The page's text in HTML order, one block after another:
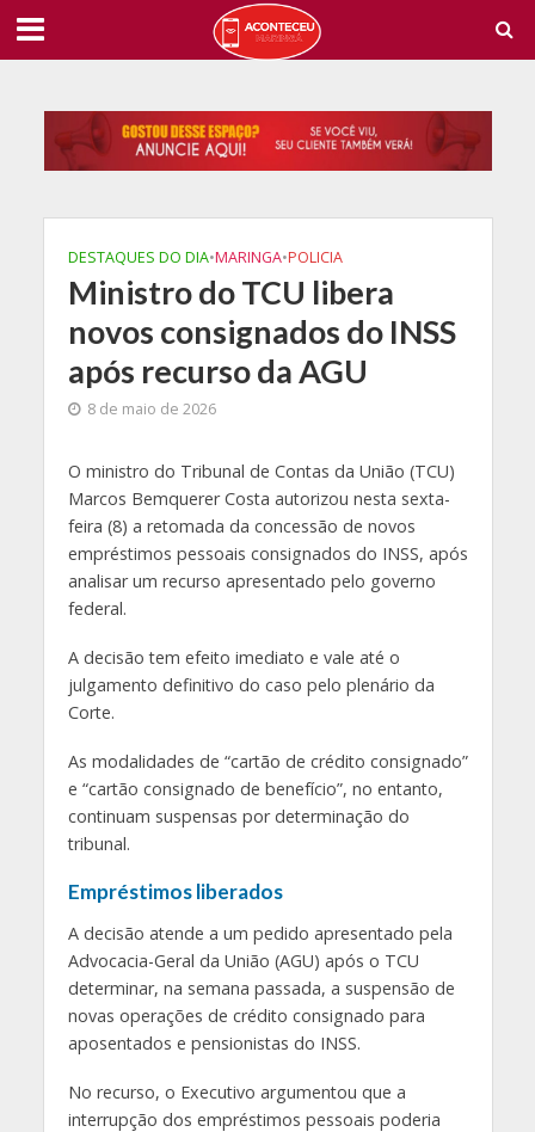
DESTAQUES DO DIA•MARINGA•POLICIA
Ministro do TCU libera
novos consignados do INSS
após recurso da AGU
8 de maio de 2026
O ministro do Tribunal de Contas da União (TCU)
Marcos Bemquerer Costa autorizou nesta sexta-
feira (8) a retomada da concessão de novos
empréstimos pessoais consignados do INSS, após
analisar um recurso apresentado pelo governo
federal.
A decisão tem efeito imediato e vale até o
julgamento definitivo do caso pelo plenário da
Corte.
As modalidades de “cartão de crédito consignado”
e “cartão consignado de benefício”, no entanto,
continuam suspensas por determinação do
tribunal.
Empréstimos liberados
A decisão atende a um pedido apresentado pela
Advocacia-Geral da União (AGU) após o TCU
determinar, na semana passada, a suspensão de
novas operações de crédito consignado para
aposentados e pensionistas do INSS.
No recurso, o Executivo argumentou que a
interrupção dos empréstimos pessoais poderia